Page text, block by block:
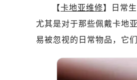
【卡地亚维修】日常
尤其是对于那些佩戴卡地
易被忽视的日常物品，它